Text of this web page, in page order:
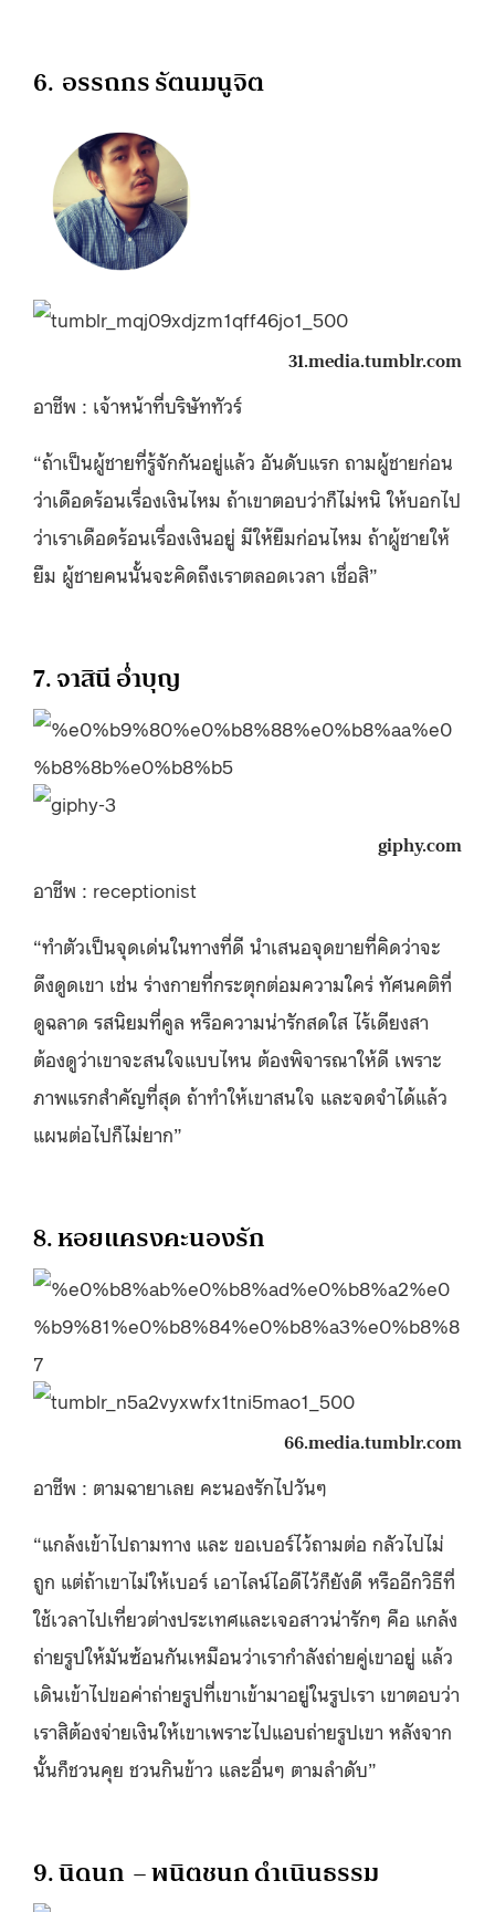
6. อรรถกร รัตนมนูจิต
31.media.tumblr.com
อาชีพ : เจ้าหน้าที่บริษัททัวร์
“ถ้าเป็นผู้ชายที่รู้จักกันอยู่แล้ว อันดับแรก ถามผู้ชายก่อน
ว่าเดือดร้อนเรื่องเงินไหม ถ้าเขาตอบว่าก็ไม่หนิ ให้บอกไป
ว่าเราเดือดร้อนเรื่องเงินอยู่ มีให้ยืมก่อนไหม ถ้าผู้ชายให้
ยืม ผู้ชายคนนั้นจะคิดถึงเราตลอดเวลา เชื่อสิ”
7. จาสินี อ่ำบุญ
giphy.com
อาชีพ : receptionist
“ทำตัวเป็นจุดเด่นในทางที่ดี นำเสนอจุดขายที่คิดว่าจะ
ดึงดูดเขา เช่น ร่างกายที่กระตุกต่อมความใคร่ ทัศนคติที่
ดูฉลาด รสนิยมที่คูล หรือความน่ารักสดใส ไร้เดียงสา
ต้องดูว่าเขาจะสนใจแบบไหน ต้องพิจารณาให้ดี เพราะ
ภาพแรกสำคัญที่สุด ถ้าทำให้เขาสนใจ และจดจำได้แล้ว
แผนต่อไปก็ไม่ยาก”
8. หอยแครงคะนองรัก
66.media.tumblr.com
อาชีพ : ตามฉายาเลย คะนองรักไปวันๆ
“แกล้งเข้าไปถามทาง และ ขอเบอร์ไว้ถามต่อ กลัวไปไม่
ถูก แต่ถ้าเขาไม่ให้เบอร์ เอาไลน์ไอดีไว้ก็ยังดี หรืออีกวิธีที่
ใช้เวลาไปเที่ยวต่างประเทศและเจอสาวน่ารักๆ คือ แกล้ง
ถ่ายรูปให้มันซ้อนกันเหมือนว่าเรากำลังถ่ายคู่เขาอยู่ แล้ว
เดินเข้าไปขอค่าถ่ายรูปที่เขาเข้ามาอยู่ในรูปเรา เขาตอบว่า
เราสิต้องจ่ายเงินให้เขาเพราะไปแอบถ่ายรูปเขา หลังจาก
นั้นก็ชวนคุย ชวนกินข้าว และอื่นๆ ตามลำดับ”
9. นิดนก – พนิตชนก ดำเนินธรรม